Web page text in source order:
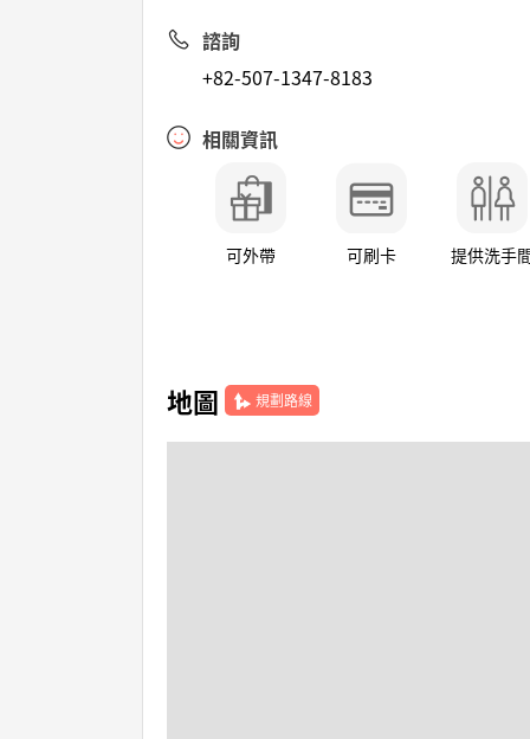
諮詢
+82-507-1347-8183
相關資訊
可外帶 可刷卡 提供洗手
地圖 規劃路線